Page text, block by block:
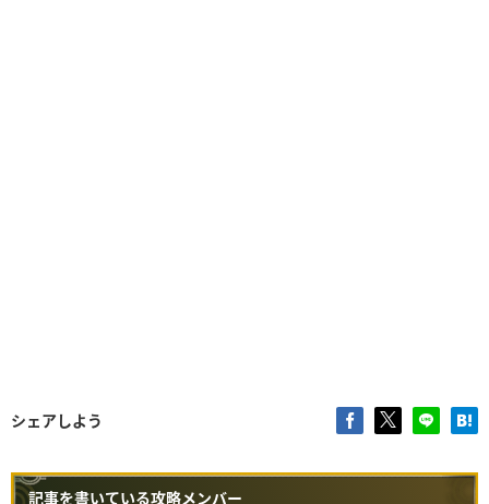
シェアしよう
記事を書いている攻略メンバー